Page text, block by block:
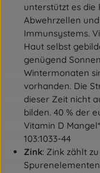
unterstützt es die
Abwehrzellen
Immunsystems.
Haut selbst
genügend
Wintermonaten
vorhanden. Die
dieser Zeit nicht
bilden. 40 % der
Vitamin D
103:1033-44
Zink: Zink zählt